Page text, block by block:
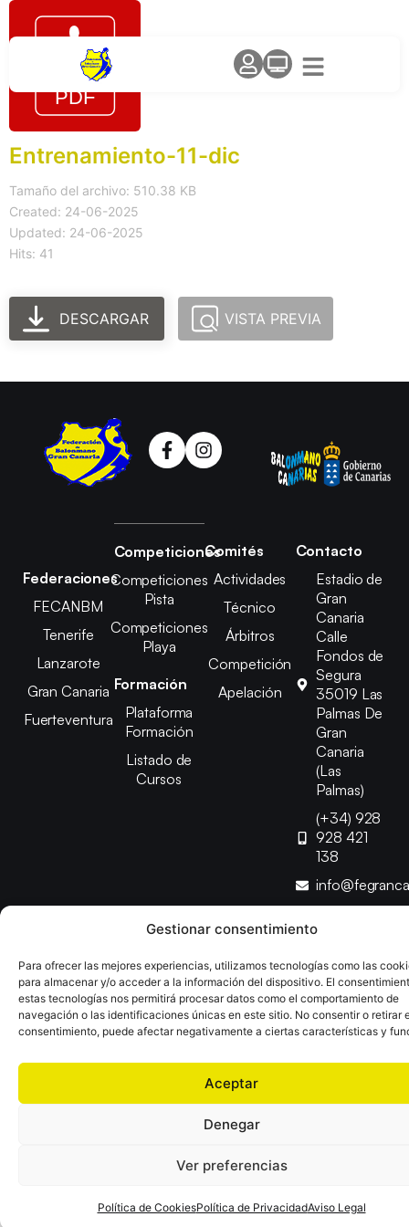
Gestionar consentimiento
Para ofrecer las mejores experiencias, utilizamos tecnologías como las
para almacenar y/o acceder a la información del dispositivo. El
estas tecnologías nos permitirá procesar datos como el comportamiento de
navegación o las identificaciones únicas en este sitio. No consentir o retirar
consentimiento, puede afectar negativamente a ciertas características y
Aceptar
Denegar
Ver preferencias
Política de CookiesPolítica de PrivacidadAviso Legal
Entrenamiento-11-dic
Tamaño del archivo: 510.38 KB
Created: 24-06-2025
Updated: 24-06-2025
Hits: 41
DESCARGAR VISTA PREVIA
Federaciones
FECANBM
Tenerife
Lanzarote
Gran Canaria
Fuerteventura
Competiciones
Competiciones
Pista
Competiciones
Playa
Formación
Plataforma
Formación
Listado de
Cursos
Comités
Actividades
Técnico
Árbitros
Competición
Apelación
Contacto
Estadio de
Gran
Canaria
Calle
Fondos de
Segura
35019 Las
Palmas De
Gran
Canaria
(Las
Palmas)
(+34) 928
928 421
138
Desarrollado porTOOOLS
Aviso LegalPolítica de CookiesPolítica de Privacidad
Declaración de AccesibilidadPolítica de Ventas